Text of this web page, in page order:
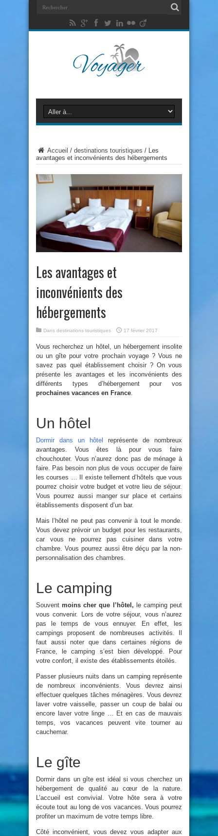
Accueil / destinations touristiques / Les
avantages et inconvénients des hébergements
Les avantages et
inconvénients des
hébergements
Dans destinations touristiques 17 février 2017
Vous recherchez un hôtel, un hébergement insolite
ou un gîte pour votre prochain voyage ? Vous ne
savez pas quel établissement choisir ? On vous
présente les avantages et les inconvénients des
différents types d’hébergement pour vos
prochaines vacances en France
Un hôtel
Dormir dans un hôtel représente de nombreux
avantages. Vous êtes là pour vous faire
chouchouter. Vous n’aurez donc pas de ménage à
faire. Pas besoin non plus de vous occuper de faire
les courses … Il existe tellement d’hôtels que vous
pourrez choisir votre budget et votre lieu de séjour.
Vous pourrez aussi manger sur place et certains
établissements disposent d’un bar.
Mais l’hôtel ne peut pas convenir à tout le monde.
Vous devez prévoir un budget pour les restaurants,
car vous ne pourrez pas cuisiner dans votre
chambre. Vous pourrez aussi être déçu par la non-
personnalisation des chambres.
Le camping
Souventmoins cher que l’hôtel, le camping peut
vous convenir. Lors de votre séjour, vous n’aurez
pas le temps de vous ennuyer. En effet, les
campings proposent de nombreuses activités. Il
faut aussi noter que dans certaines régions de
France, le camping s’est bien développé. Pour
votre confort, il existe des établissements étoilés.
Passer plusieurs nuits dans un camping représente
de nombreux inconvénients. Vous devrez ainsi
effectuer quelques tâches ménagères. Vous devrez
laver votre vaisselle, passer un coup de balai ou
encore laver votre linge … Et en cas de mauvais
temps, vos vacances peuvent vite tourner au
cauchemar.
Le gîte
Dormir dans un gîte est idéal si vous cherchez un
hébergement de qualité au cœur de la nature.
L’accueil est convivial. Votre hôte sera à votre
écoute tout au long de vos vacances. Vous pourrez
profiter un maximum de votre temps libre.
Côté inconvénient, vous devez vous adapter aux